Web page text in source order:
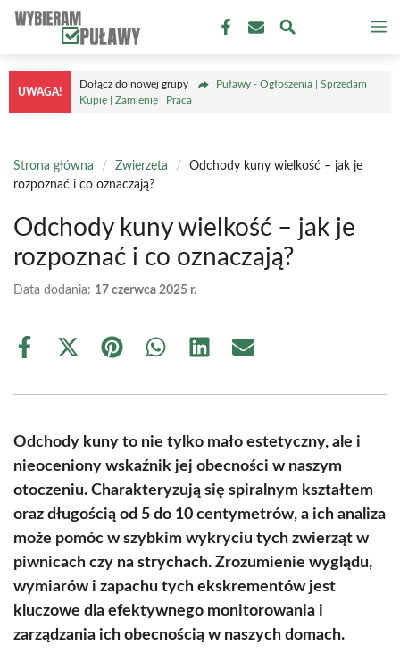
Przejdź
treści
UWAGA!
Dołącz do nowej grupy
Puławy - Ogłoszenia | Sprzedam |
Kupię | Zamienię | Praca
Strona główna / Zwierzęta /
Odchody kuny wielkość – jak je
rozpoznać i co oznaczają?
Odchody kuny wielkość – jak je
rozpoznać i co oznaczają?
Data dodania: 17 czerwca 2025 r.
Share
Share
(Twitter)
Share Share Share Share
Odchody kuny to nie tylko mało estetyczny, ale i
nieoceniony wskaźnik jej obecności w naszym
otoczeniu. Charakteryzują się spiralnym kształtem
oraz długością od 5 do 10 centymetrów, a ich analiza
może pomóc w szybkim wykryciu tych zwierząt w
piwnicach czy na strychach. Zrozumienie wyglądu,
wymiarów i zapachu tych ekskrementów jest
kluczowe dla efektywnego monitorowania i
zarządzania ich obecnością w naszych domach.